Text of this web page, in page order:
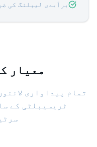
برآمدی لیبلنگ کی
معیار
تمام پیداواری